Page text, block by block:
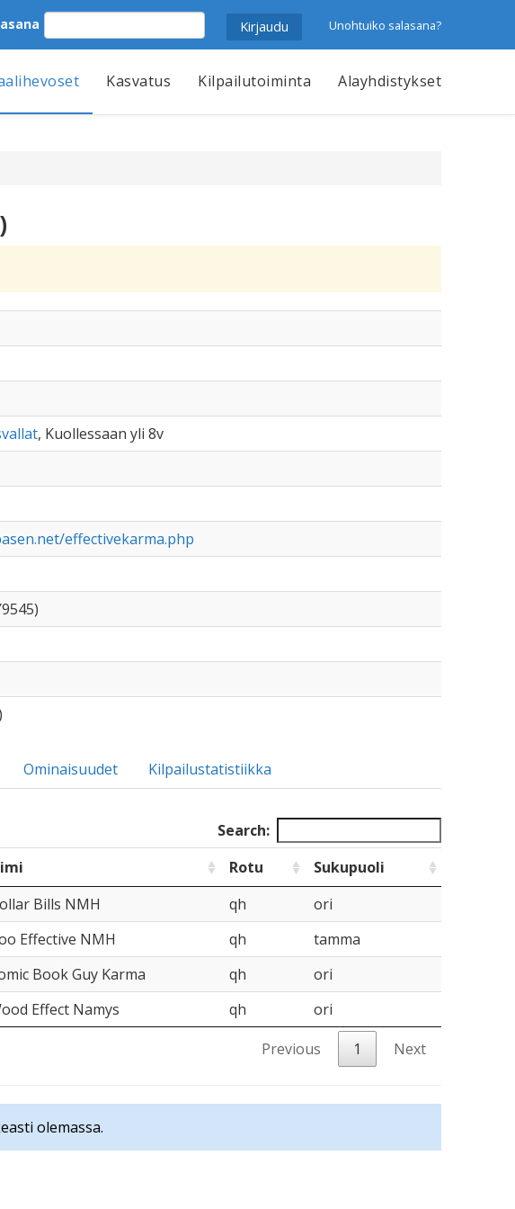
Unohtuiko salasana?
Kasvatus Kilpailutoiminta Alayhdistykset
, Kuollessaan yli 8v
effectivekarma.php
Ominaisuudet Kilpailustatistiikka
Search:
Rotu
Sukupuoli
Bills NMH qh
ori
Effective NMH qh
tamma
Book Guy Karma qh
ori
Effect Namys qh
ori
Previous 1 Next
olemassa.